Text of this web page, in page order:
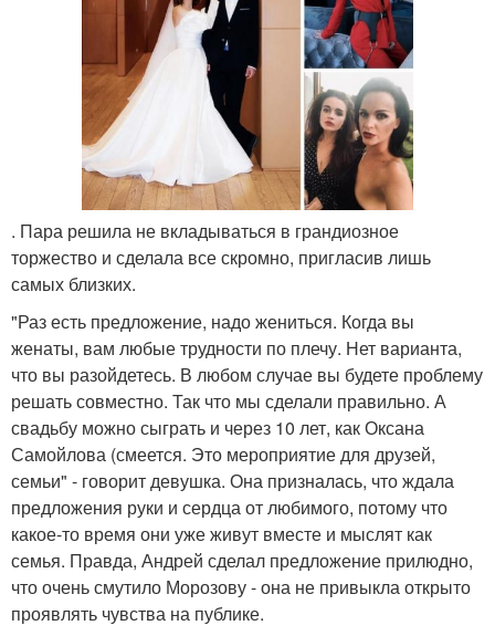
. Пара решила не вкладываться в грандиозное
торжество и сделала все скромно, пригласив лишь
самых близких.
"Раз есть предложение, надо жениться. Когда вы
женаты, вам любые трудности по плечу. Нет варианта,
что вы разойдетесь. В любом случае вы будете проблему
решать совместно. Так что мы сделали правильно. А
свадьбу можно сыграть и через 10 лет, как Оксана
Самойлова (смеется. Это мероприятие для друзей,
семьи" - говорит девушка. Она призналась, что ждала
предложения руки и сердца от любимого, потому что
какое-то время они уже живут вместе и мыслят как
семья. Правда, Андрей сделал предложение прилюдно,
что очень смутило Морозову - она не привыкла открыто
проявлять чувства на публике.